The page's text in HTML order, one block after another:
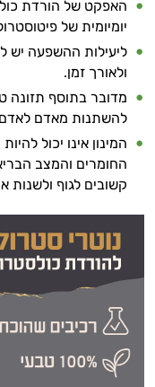
יומיומית של
ליעילות ההשפעה יש
ולאורך זמן.
מדובר בתוסף תזונה
להשתנות מאדם
המינון אינו יכול
החומרים והמצב
קשובים לגוף ולשנות